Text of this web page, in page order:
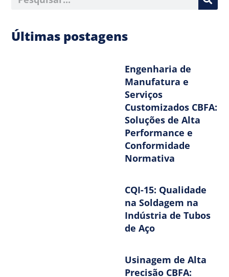
Últimas postagens
Engenharia de
Manufatura e
Serviços
Customizados CBFA:
Soluções de Alta
Performance e
Conformidade
Normativa
CQI-15: Qualidade
na Soldagem na
Indústria de Tubos
de Aço
Usinagem de Alta
Precisão CBFA: